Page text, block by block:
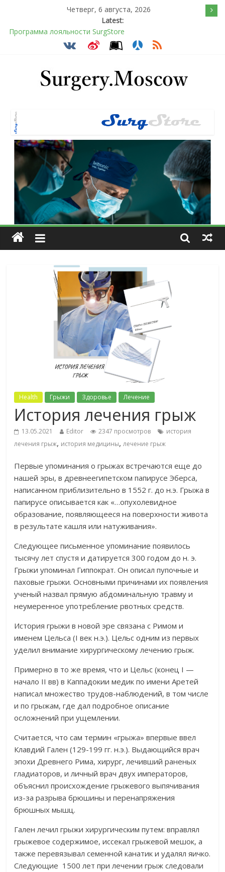
Четверг, 6 августа, 2026
Latest:
Программа лояльности SurgStore
Подсознательное желанием быть отверженным и
Барбированные нити в хирургии: принцип работы и
преимущества технологии
Health Грыжи Здоровье Лечение
История лечения грыж
13.05.2021 Editor 2347 просмотров
история
лечения грыж, история медицины,лечение грыж
Первые упоминания о грыжах встречаются еще до
нашей эры, в древнеегипетском папирусе Эберса,
написанном приблизительно в 1552 г. до н.э. Грыжа в
папирусе описывается как «…опухолевидное
образование, появляющееся на поверхности живота
в результате кашля или натуживания».
Следующее письменное упоминание появилось
тысячу лет спустя и датируется 300 годом до н. э.
Грыжи упоминал Гиппократ. Он описал пупочные и
паховые грыжи. Основными причинами их появления
ученый назвал прямую абдоминальную травму и
неумеренное употребление рвотных средств.
История грыжи в новой эре связана с Римом и
именем Цельса (I век н.э.). Цельс одним из первых
уделил внимание хирургическому лечению грыж.
Примерно в то же время, что и Цельс (конец I —
начало II вв) в Каппадокии медик по имени Аретей
написал множество трудов-наблюдений, в том числе
и по грыжам, где дал подробное описание
осложнений при ущемлении.
Считается, что сам термин «грыжа» впервые ввел
Клавдий Гален (129-199 гг. н.э.). Выдающийся врач
эпохи Древнего Рима, хирург, лечивший раненых
гладиаторов, и личный врач двух императоров,
объяснил происхождение грыжевого выпячивания
из-за разрыва брюшины и перенапряжения
брюшных мышц.
Гален лечил грыжи хирургическим путем: вправлял
грыжевое содержимое, иссекал грыжевой мешок, а
также перевязывал семенной канатик и удалял яичко.
Следующие 1500 лет при лечении грыж следовали